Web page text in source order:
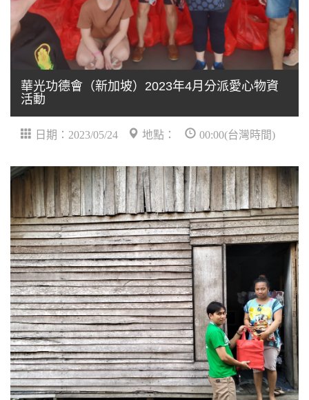
華光功德會（新加坡）2023年4月分派愛心物資
活動
日期：2023/05/24 地點： 00:00(台灣時間)